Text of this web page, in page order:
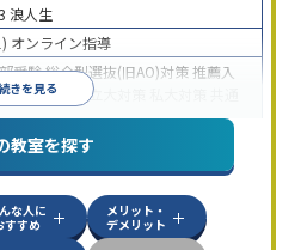
きを見る
浪人生
オンライン指導
受験総合型選抜(旧AO)対策推薦入
化対策 国公立大対策
対応授業の振替可能
応1科目から受講可能季節講習の
室あり
教室を探す
な人に
すすめ
メリット・
デメリット